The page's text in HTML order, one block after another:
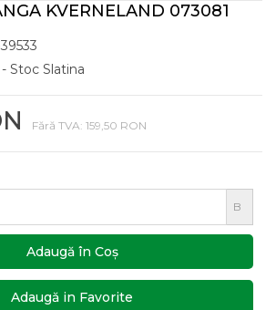
KVERNELAND 073081
Stoc Slatina
Fără TVA: 159,50 RON
B
Adaugă în Coş
Adaugă in Favorite